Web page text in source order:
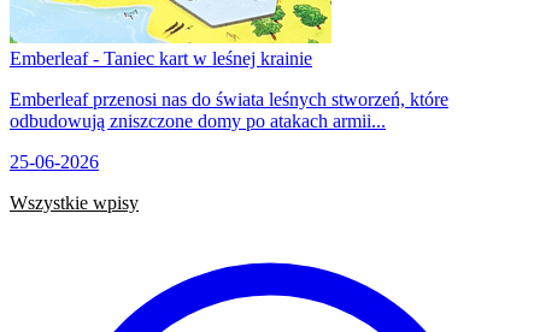
Emberleaf - Taniec kart w leśnej krainie
Emberleaf przenosi nas do świata leśnych stworzeń, które
odbudowują zniszczone domy po atakach armii...
25-06-2026
Wszystkie wpisy